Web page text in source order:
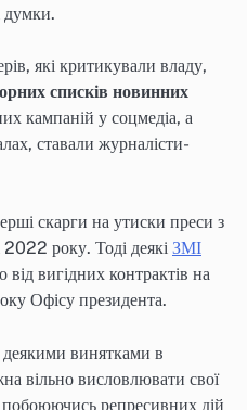
думки.
які критикували владу,
списків новинних
кампаній у соцмедіа, а
ставали журналісти-
скарги на утиски преси з
2022 року. Тоді деякі ЗМІ
від вигідних контрактів на
Офісу президента.
деякими винятками в
вільно висловлювати свої
репресивних дій